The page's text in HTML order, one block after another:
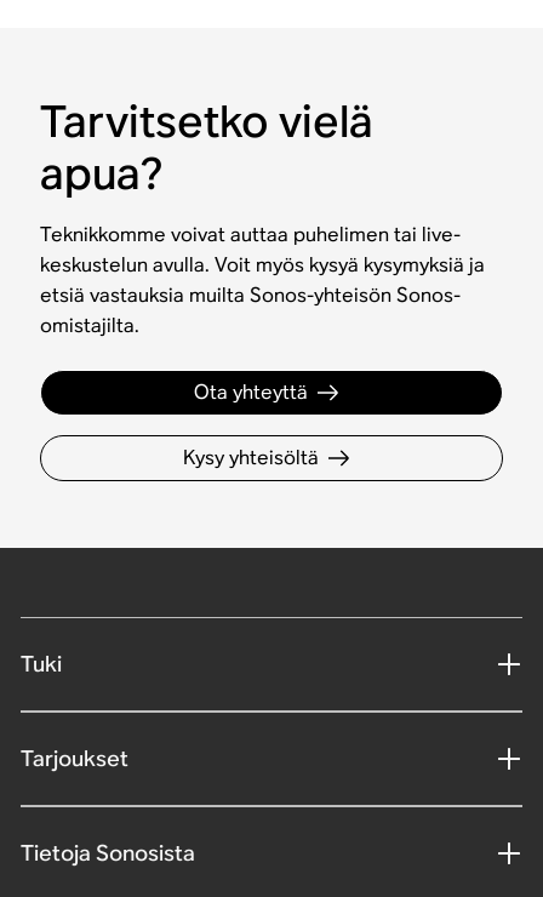
Tarvitsetko vielä
apua?
Teknikkomme voivat auttaa puhelimen tai live-
keskustelun avulla. Voit myös kysyä kysymyksiä ja
etsiä vastauksia muilta Sonos-yhteisön Sonos-
omistajilta.
Ota yhteyttä
Kysy yhteisöltä
Tuki
Tarjoukset
Tietoja Sonosista